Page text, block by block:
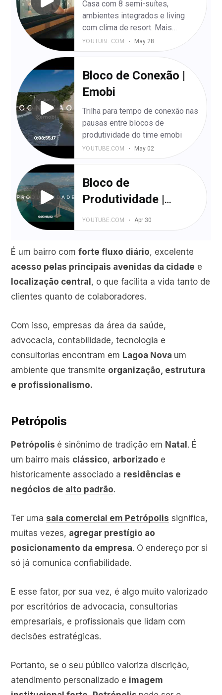
É um bairro com forte fluxo diário, excelente
acesso pelas principais avenidas da cidade e
localização central , o que facilita a vida tanto de
clientes quanto de colaboradores.
Com isso, empresas da área da saúde,
advocacia, contabilidade, tecnologia e
consultorias encontram em Lagoa Nova um
ambiente que transmite organização, estrutura
e profissionalismo.
Petrópolis
Petrópolis é sinônimo de tradição em Natal. É
um bairro mais clássico, arborizado e
historicamente associado a residências e
negócios de alto padrão.
Ter uma sala comercial em Petrópolis significa,
muitas vezes, agregar prestígio ao
posicionamento da empresa. O endereço por si
só já comunica confiabilidade.
E esse fator, por sua vez, é algo muito valorizado
por escritórios de advocacia, consultorias
empresariais, e profissionais que lidam com
decisões estratégicas.
Portanto, se o seu público valoriza discrição,
atendimento personalizado e imagem